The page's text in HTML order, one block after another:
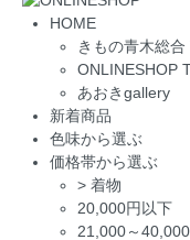
HOME
きもの青木総合
ONLINESHOP
あおきgallery
新着商品
色味から選ぶ
価格帯から選ぶ
> 着物
20,000円以下
21,000～